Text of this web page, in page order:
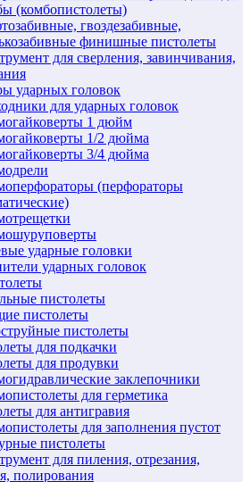
(комбопистолеты)
гвоздезабивные,
финишные пистолеты
для сверления, завинчивания,
ударных головок
для ударных головок
1 дюйм
1/2 дюйма
3/4 дюйма
(перфораторы
ударные головки
ударных головок
пистолеты
пистолеты
пистолеты
для подкачки
для продувки
заклепочники
для герметика
для антигравия
для заполнения пустот
пистолеты
для пиления, отрезания,
полирования